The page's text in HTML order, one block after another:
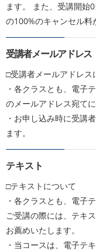
ます。 また、受講開始
の100%のキャンセル料
受講者メールアドレス
□受講者メールアドレス
・各クラスとも、電子
のメールアドレス宛て
・お申し込み時に受講
ます。
テキスト
□テキストについて
・各クラスとも、電子
ご受講の際には、テキ
お薦めいたします。
・当コースは、電子テ